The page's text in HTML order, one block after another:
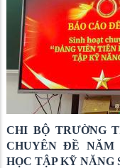
CHI BỘ TRƯỜNG
CHUYÊN ĐỀ NĂM
HỌC TẬP KỸ NĂNG